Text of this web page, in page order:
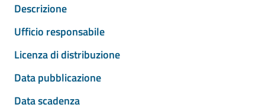
Descrizione
Ufficio responsabile
Licenza di distribuzione
Data pubblicazione
Data scadenza